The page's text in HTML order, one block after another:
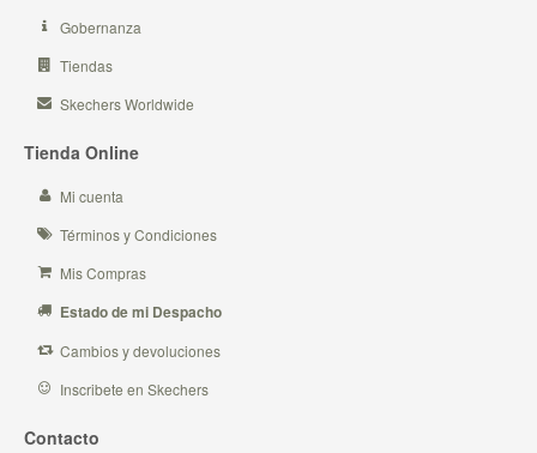
Gobernanza
Tiendas
Skechers Worldwide
Tienda Online
Mi cuenta
Términos y Condiciones
Mis Compras
Estado de mi Despacho
Cambios y devoluciones
Inscribete en Skechers
Contacto